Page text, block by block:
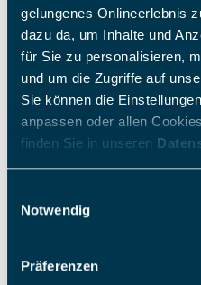
gelungenes Onlineerlebnis
dazu da, um Inhalte und
für Sie zu personalisieren,
und um die Zugriffe auf
Sie können die
anpassen oder allen
finden Sie in unseren
Notwendig
Präferenzen
kostenlos - allgemeine
Montag – Freitag07:00